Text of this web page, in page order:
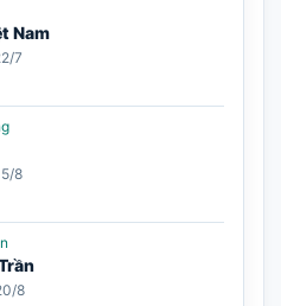
Nam
7
8
8